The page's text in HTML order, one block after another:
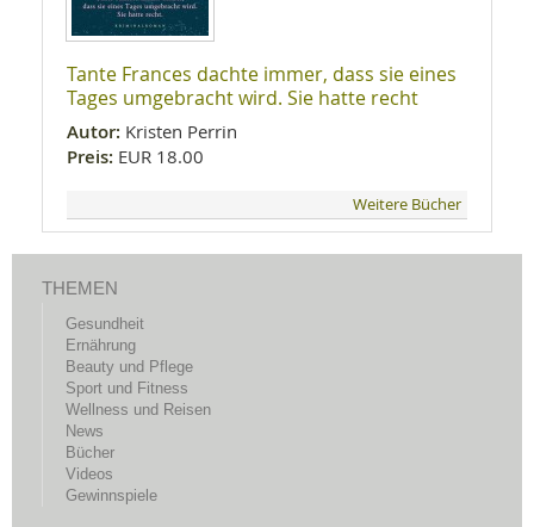
Tante Frances dachte immer, dass sie eines
Tages umgebracht wird. Sie hatte recht
Autor: Kristen Perrin
Preis: EUR 18.00
Weitere Bücher
THEMEN
Gesundheit
Ernährung
Beauty und Pflege
Sport und Fitness
Wellness und Reisen
News
Bücher
Videos
Gewinnspiele